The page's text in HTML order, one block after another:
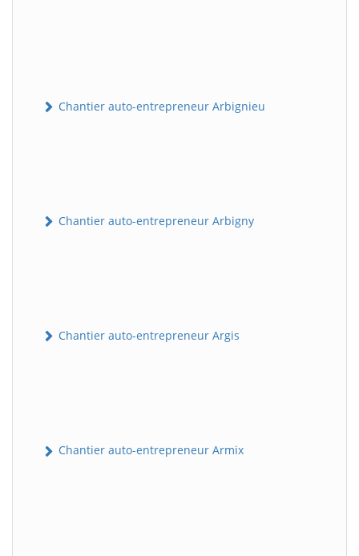
Chantier auto-entrepreneur Arbignieu
Chantier auto-entrepreneur Arbigny
Chantier auto-entrepreneur Argis
Chantier auto-entrepreneur Armix